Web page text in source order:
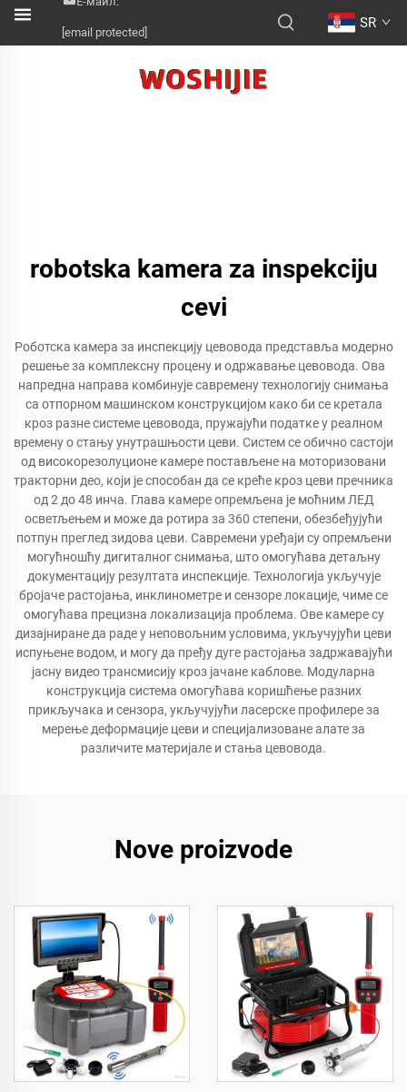
[email protected]
SR
robotska kamera za inspekciju
cevi
Роботска камера за инспекцију цевовода представља модерно
решење за комплексну процену и одржавање цевовода. Ова
напредна направа комбинује савремену технологију снимања
са отпорном машинском конструкцијом како би се кретала
кроз разне системе цевовода, пружајући податке у реалном
времену о стању унутрашњости цеви. Систем се обично састоји
од високорезолуционе камере постављене на моторизовани
тракторни део, који је способан да се креће кроз цеви пречника
од 2 до 48 инча. Глава камере опремљена је моћним ЛЕД
осветљењем и може да ротира за 360 степени, обезбеђујући
потпун преглед зидова цеви. Савремени уређаји су опремљени
могућношћу дигиталног снимања, што омогућава детаљну
документацију резултата инспекције. Технологија укључује
бројаче растојања, инклинометре и сензоре локације, чиме се
омогућава прецизна локализација проблема. Ове камере су
дизајниране да раде у неповољним условима, укључујући цеви
испуњене водом, и могу да пређу дуге растојања задржавајући
јасну видео трансмисију кроз јачане каблове. Модуларна
конструкција система омогућава коришћење разних
прикључака и сензора, укључујући ласерске профилере за
мерење деформације цеви и специјализоване алате за
различите материјале и стања цевовода.
Nove proizvode